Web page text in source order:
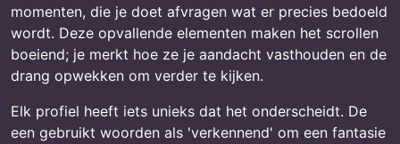
momenten, die je doet afvragen wat er precies bedoeld
wordt. Deze opvallende elementen maken het scrollen
boeiend; je merkt hoe ze je aandacht vasthouden en de
drang opwekken om verder te kijken.
Elk profiel heeft iets unieks dat het onderscheidt. De
een gebruikt woorden als 'verkennend' om een fantasie